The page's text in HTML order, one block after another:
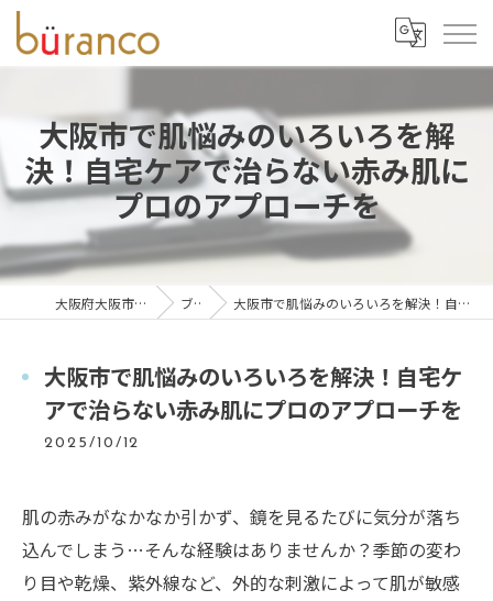
大阪市で肌悩みのいろいろを解
決！自宅ケアで治らない赤み肌に
プロのアプローチを
大阪府大阪市の脱毛ならbüranco ブログ 大阪市で肌悩みのいろいろを解決！自宅ケアで治らない赤み肌にプロのアプローチを
大阪市で肌悩みのいろいろを解決！自宅ケ
アで治らない赤み肌にプロのアプローチを
2025/10/12
肌の赤みがなかなか引かず、鏡を見るたびに気分が落ち
込んでしまう…そんな経験はありませんか？季節の変わ
り目や乾燥、紫外線など、外的な刺激によって肌が敏感